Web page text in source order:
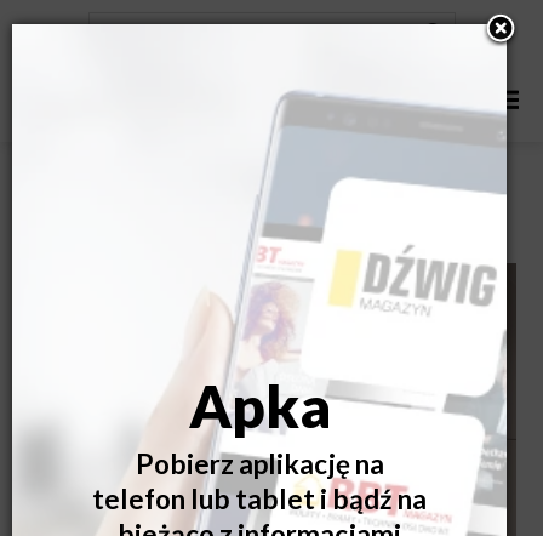
Portal drzwiowy do mieszkań w inwestycjach – dostępne